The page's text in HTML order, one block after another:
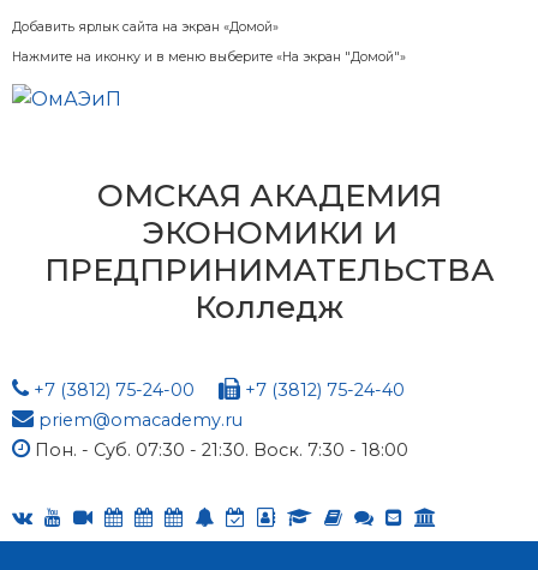
Добавить ярлык сайта на экран «Домой»
Нажмите на иконку и в меню выберите «На экран "Домой"»
ОМСКАЯ АКАДЕМИЯ
ЭКОНОМИКИ И
ПРЕДПРИНИМАТЕЛЬСТВА
Колледж
+7 (3812) 75-24-00
+7 (3812) 75-24-40
priem@omacademy.ru
Пон. - Суб. 07:30 - 21:30. Воск. 7:30 - 18:00